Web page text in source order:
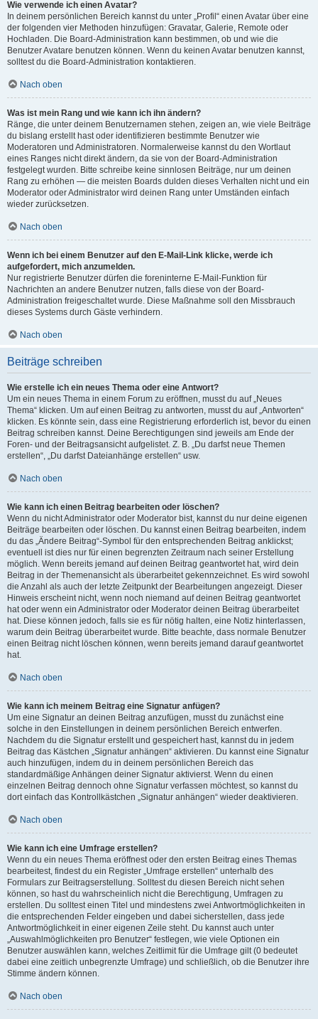
Wie verwende ich einen Avatar?
In deinem persönlichen Bereich kannst du unter „Profil“ einen Avatar über eine
der folgenden vier Methoden hinzufügen: Gravatar, Galerie, Remote oder
Hochladen. Die Board-Administration kann bestimmen, ob und wie die
Benutzer Avatare benutzen können. Wenn du keinen Avatar benutzen kannst,
solltest du die Board-Administration kontaktieren.
Nach oben
Was ist mein Rang und wie kann ich ihn ändern?
Ränge, die unter deinem Benutzernamen stehen, zeigen an, wie viele Beiträge
du bislang erstellt hast oder identifizieren bestimmte Benutzer wie
Moderatoren und Administratoren. Normalerweise kannst du den Wortlaut
eines Ranges nicht direkt ändern, da sie von der Board-Administration
festgelegt wurden. Bitte schreibe keine sinnlosen Beiträge, nur um deinen
Rang zu erhöhen — die meisten Boards dulden dieses Verhalten nicht und ein
Moderator oder Administrator wird deinen Rang unter Umständen einfach
wieder zurücksetzen.
Nach oben
Wenn ich bei einem Benutzer auf den E-Mail-Link klicke, werde ich
aufgefordert, mich anzumelden.
Nur registrierte Benutzer dürfen die foreninterne E-Mail-Funktion für
Nachrichten an andere Benutzer nutzen, falls diese von der Board-
Administration freigeschaltet wurde. Diese Maßnahme soll den Missbrauch
dieses Systems durch Gäste verhindern.
Nach oben
Beiträge schreiben
Wie erstelle ich ein neues Thema oder eine Antwort?
Um ein neues Thema in einem Forum zu eröffnen, musst du auf „Neues
Thema“ klicken. Um auf einen Beitrag zu antworten, musst du auf „Antworten“
klicken. Es könnte sein, dass eine Registrierung erforderlich ist, bevor du einen
Beitrag schreiben kannst. Deine Berechtigungen sind jeweils am Ende der
Foren- und der Beitragsansicht aufgelistet. Z. B. „Du darfst neue Themen
erstellen“, „Du darfst Dateianhänge erstellen“ usw.
Nach oben
Wie kann ich einen Beitrag bearbeiten oder löschen?
Wenn du nicht Administrator oder Moderator bist, kannst du nur deine eigenen
Beiträge bearbeiten oder löschen. Du kannst einen Beitrag bearbeiten, indem
du das „Ändere Beitrag“-Symbol für den entsprechenden Beitrag anklickst;
eventuell ist dies nur für einen begrenzten Zeitraum nach seiner Erstellung
möglich. Wenn bereits jemand auf deinen Beitrag geantwortet hat, wird dein
Beitrag in der Themenansicht als überarbeitet gekennzeichnet. Es wird sowohl
die Anzahl als auch der letzte Zeitpunkt der Bearbeitungen angezeigt. Dieser
Hinweis erscheint nicht, wenn noch niemand auf deinen Beitrag geantwortet
hat oder wenn ein Administrator oder Moderator deinen Beitrag überarbeitet
hat. Diese können jedoch, falls sie es für nötig halten, eine Notiz hinterlassen,
warum dein Beitrag überarbeitet wurde. Bitte beachte, dass normale Benutzer
einen Beitrag nicht löschen können, wenn bereits jemand darauf geantwortet
hat.
Nach oben
Wie kann ich meinem Beitrag eine Signatur anfügen?
Um eine Signatur an deinen Beitrag anzufügen, musst du zunächst eine
solche in den Einstellungen in deinem persönlichen Bereich entwerfen.
Nachdem du die Signatur erstellt und gespeichert hast, kannst du in jedem
Beitrag das Kästchen „Signatur anhängen“ aktivieren. Du kannst eine Signatur
auch hinzufügen, indem du in deinem persönlichen Bereich das
standardmäßige Anhängen deiner Signatur aktivierst. Wenn du einen
einzelnen Beitrag dennoch ohne Signatur verfassen möchtest, so kannst du
dort einfach das Kontrollkästchen „Signatur anhängen“ wieder deaktivieren.
Nach oben
Wie kann ich eine Umfrage erstellen?
Wenn du ein neues Thema eröffnest oder den ersten Beitrag eines Themas
bearbeitest, findest du ein Register „Umfrage erstellen“ unterhalb des
Formulars zur Beitragserstellung. Solltest du diesen Bereich nicht sehen
können, so hast du wahrscheinlich nicht die Berechtigung, Umfragen zu
erstellen. Du solltest einen Titel und mindestens zwei Antwortmöglichkeiten in
die entsprechenden Felder eingeben und dabei sicherstellen, dass jede
Antwortmöglichkeit in einer eigenen Zeile steht. Du kannst auch unter
„Auswahlmöglichkeiten pro Benutzer“ festlegen, wie viele Optionen ein
Benutzer auswählen kann, welches Zeitlimit für die Umfrage gilt (0 bedeutet
dabei eine zeitlich unbegrenzte Umfrage) und schließlich, ob die Benutzer ihre
Stimme ändern können.
Nach oben